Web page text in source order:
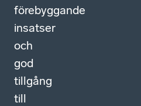
förebyggande
insatser
och
god
tillgång
till